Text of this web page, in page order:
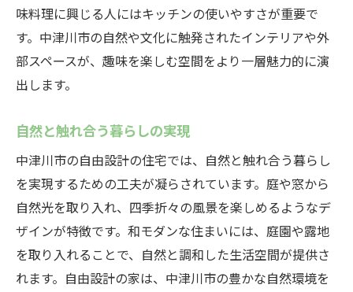
味料理に興じる人にはキッチンの使いやすさが重要で
す。中津川市の自然や文化に触発されたインテリアや外
部スペースが、趣味を楽しむ空間をより一層魅力的に演
出します。
自然と触れ合う暮らしの実現
中津川市の自由設計の住宅では、自然と触れ合う暮らし
を実現するための工夫が凝らされています。庭や窓から
自然光を取り入れ、四季折々の風景を楽しめるようなデ
ザインが特徴です。和モダンな住まいには、庭園や露地
を取り入れることで、自然と調和した生活空間が提供さ
れます。自由設計の家は、中津川市の豊かな自然環境を